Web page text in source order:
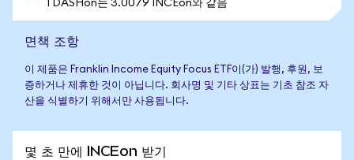
1 DASHon는 3.0079 INCEon와 같음
면책 조항
이 제품은 Franklin Income Equity Focus ETF이(가) 발행, 후원, 보
증하거나 제휴한 것이 아닙니다. 회사명 및 기타 상표는 기초 참조 자
산을 식별하기 위해서만 사용됩니다.
몇 초 만에 INCEon 받기